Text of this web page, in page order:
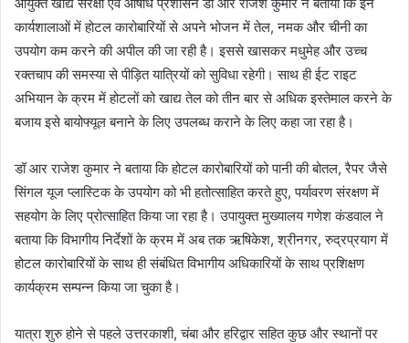
कार्यशालाओं में होटल कारोबारियों से अपने भोजन में तेल, नमक और चीनी का
उपयोग कम करने की अपील की जा रही है। इससे खासकर मधुमेह और उच्च
रक्तचाप की समस्या से पीड़ित यात्रियों को सुविधा रहेगी। साथ ही ईट राइट
अभियान के क्रम में होटलों को खाद्य तेल को तीन बार से अधिक इस्तेमाल करने के
बजाय इसे बायोफ्यूल बनाने के लिए उपलब्ध कराने के लिए कहा जा रहा है।
डॉ आर राजेश कुमार ने बताया कि होटल कारोबारियों को पानी की बोतल, रैपर जैसे
सिंगल यूज प्लास्टिक के उपयोग को भी हतोत्साहित करते हुए, पर्यावरण संरक्षण में
सहयोग के लिए प्रोत्साहित किया जा रहा है। उपायुक्त मुख्यालय गणेश कंडवाल ने
बताया कि विभागीय निर्देशों के क्रम में अब तक ऋषिकेश, श्रीनगर, रुद्रप्रयाग में
होटल कारोबारियों के साथ ही संबंधित विभागीय अधिकारियों के साथ प्रशिक्षण
कार्यक्रम सम्पन्न किया जा चुका है।
यात्रा शुरु होने से पहले उत्तरकाशी, चंबा और हरिद्वार सहित कुछ और स्थानों पर